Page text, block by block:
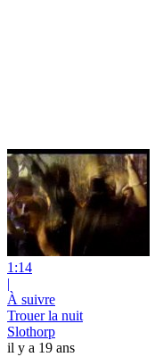
1:14
|
À suivre
Trouer la nuit
Slothorp
il y a 19 ans